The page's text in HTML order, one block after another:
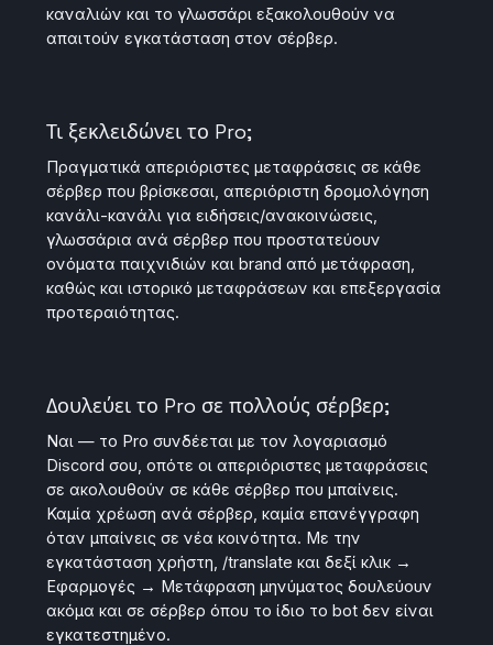
καναλιών και το γλωσσάρι εξακολουθούν να
απαιτούν εγκατάσταση στον σέρβερ.
Τι ξεκλειδώνει το Pro;
Πραγματικά απεριόριστες μεταφράσεις σε κάθε
σέρβερ που βρίσκεσαι, απεριόριστη δρομολόγηση
κανάλι-κανάλι για ειδήσεις/ανακοινώσεις,
γλωσσάρια ανά σέρβερ που προστατεύουν
ονόματα παιχνιδιών και brand από μετάφραση,
καθώς και ιστορικό μεταφράσεων και επεξεργασία
προτεραιότητας.
Δουλεύει το Pro σε πολλούς σέρβερ;
Ναι — το Pro συνδέεται με τον λογαριασμό
Discord σου, οπότε οι απεριόριστες μεταφράσεις
σε ακολουθούν σε κάθε σέρβερ που μπαίνεις.
Καμία χρέωση ανά σέρβερ, καμία επανέγγραφη
όταν μπαίνεις σε νέα κοινότητα. Με την
εγκατάσταση χρήστη, /translate και δεξί κλικ →
Εφαρμογές → Μετάφραση μηνύματος δουλεύουν
ακόμα και σε σέρβερ όπου το ίδιο το bot δεν είναι
εγκατεστημένο.